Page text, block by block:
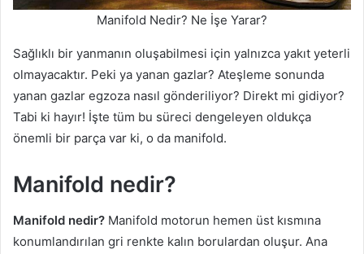
Manifold Nedir? Ne İşe Yarar?
Sağlıklı bir yanmanın oluşabilmesi için yalnızca yakıt yeterli
olmayacaktır. Peki ya yanan gazlar? Ateşleme sonunda
yanan gazlar egzoza nasıl gönderiliyor? Direkt mi gidiyor?
Tabi ki hayır! İşte tüm bu süreci dengeleyen oldukça
önemli bir parça var ki, o da manifold.
Manifold nedir?
Manifold nedir? Manifold motorun hemen üst kısmına
konumlandırılan gri renkte kalın borulardan oluşur. Ana